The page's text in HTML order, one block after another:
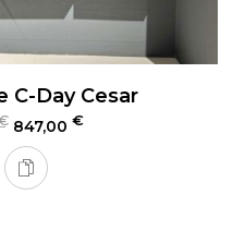
C-Day Cesar
847,00 €